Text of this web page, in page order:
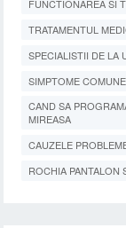
FUNCTIONAREA SI
TRATAMENTUL
SPECIALISTII DE LA
SIMPTOME
CAND SA
MIREASA
CAUZELE
ROCHIA PANTALON